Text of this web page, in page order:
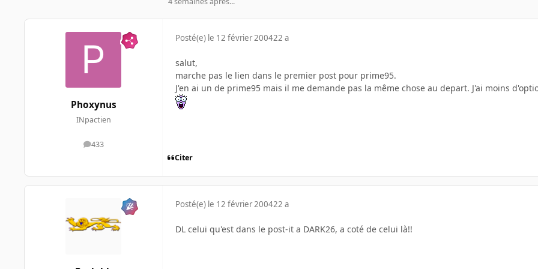
Phoxynus
INpactien
433
messages
Posté(e) le 12 février 200422 a
salut,
marche pas le lien dans le premier post pour prime95.
J'en ai un de prime95 mais il me demande pas la même chose au depart. J'ai moins
Citer
Posté(e) le 12 février 200422 a
DL celui qu'est dans le post-it a DARK26, a coté de celui là!!